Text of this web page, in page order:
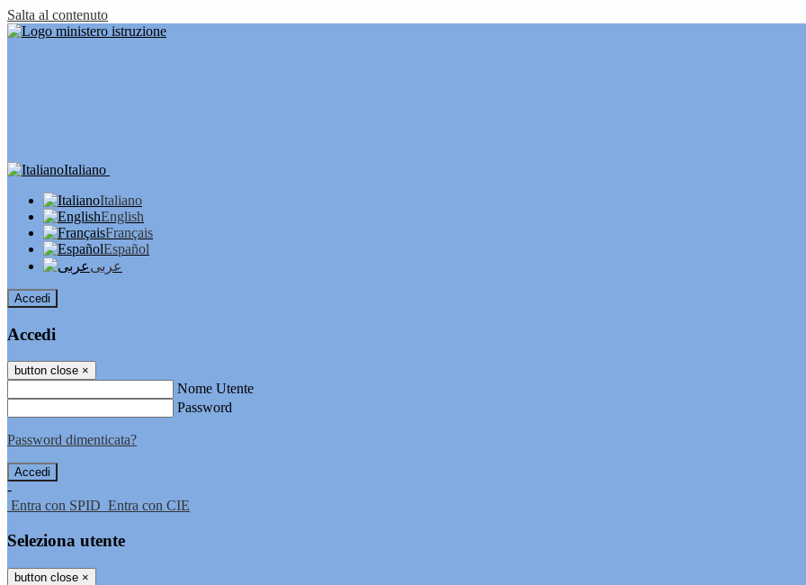
Salta al contenuto
Italiano
Italiano
English
Français
Español
عربى
Accedi
Accedi
button close ×
Nome Utente
Password
Password dimenticata?
-
Entra con SPID Entra con CIE
Seleziona utente
button close ×